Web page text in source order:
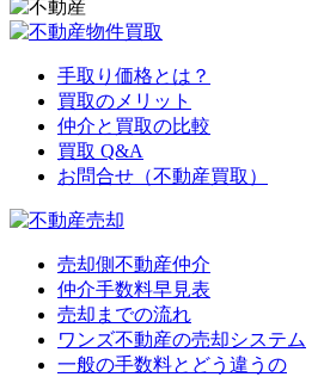
手取り価格とは？
買取のメリット
仲介と買取の比較
買取 Q&A
お問合せ（不動産買取）
売却側不動産仲介
仲介手数料早見表
売却までの流れ
ワンズ不動産の売却システム
一般の手数料とどう違うの